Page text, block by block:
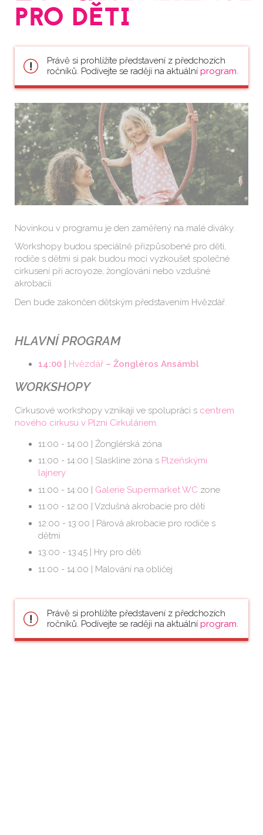
PRO DĚTI
Právě si prohlížíte představení z předchozích
ročníků. Podívejte se raději na aktuální program.
Novinkou v programu je den zaměřený na malé diváky.
Workshopy budou speciálně přizpůsobené pro děti,
rodiče s dětmi si pak budou moci vyzkoušet společné
cirkusení pří acroyoze, žonglování nebo vzdušné
akrobacii.
Den bude zakončen dětským představením Hvězdář.
HLAVNÍ PROGRAM
14:00 | Hvězdář – Žongléros Ansámbl
WORKSHOPY
Cirkusové workshopy vznikají ve spolupráci s centrem
nového cirkusu v Plzni Cirkuláriem
11:00 - 14:00 | Žonglérská zóna
11:00 - 14:00 | Slaskline zóna s Plzeňskými
lajnery
11:00 - 14:00 | Galerie Supermarket WC zone
11:00 - 12:00 | Vzdušná akrobacie pro děti
12:00 - 13:00 | Párová akrobacie pro rodiče s
dětmi
13:00 - 13:45 | Hry pro děti
11:00 - 14:00 | Malování na obličej
Právě si prohlížíte představení z předchozích
ročníků. Podívejte se raději na aktuální program